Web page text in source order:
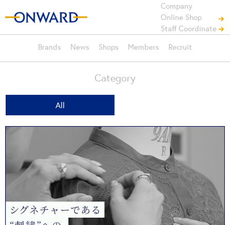
Company
Online Shop
Staff Coordinate
Brands
News Shops Members Recruit
Category
All